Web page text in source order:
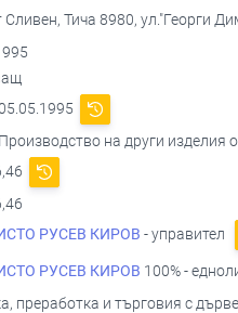
Сливен, Тича 8980, ул."Георги
на други изделия
РУСЕВ КИРОВ - управител
РУСЕВ КИРОВ 100% -
преработка и търговия с